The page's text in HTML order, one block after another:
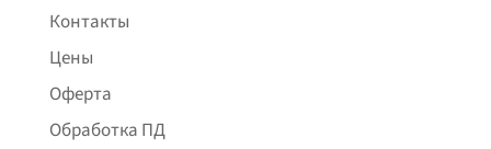
Контакты
Цены
Оферта
Обработка ПД